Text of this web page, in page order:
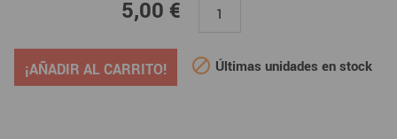
5,00 €
¡AÑADIR AL CARRITO!  Últimas unidades en stock